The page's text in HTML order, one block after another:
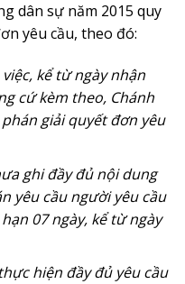
dân sự năm 2015 quy
yêu cầu, theo đó:
kể từ ngày nhận
cứ kèm theo, Chánh
giải quyết đơn yêu
ghi đầy đủ nội dung
yêu cầu người yêu cầu
07 ngày, kể từ ngày
hiện đầy đủ yêu cầu